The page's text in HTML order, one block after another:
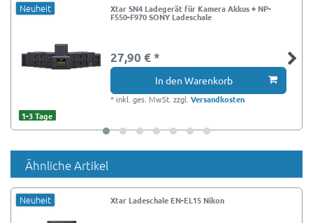
Neuheit Xtar SN4 Ladegerät für Kamera Akkus + NP-
F550-F970 SONY Ladeschale
27,90 € *
In den Warenkorb
* inkl. ges. MwSt. zzgl.Versandkosten
1-3 Tage
Ähnliche Artikel
Neuheit Xtar Ladeschale EN-EL15 Nikon